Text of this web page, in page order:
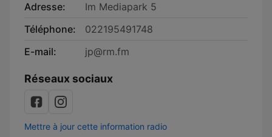
Adresse:
Im Mediapark 5
Téléphone:
022195491748
E-mail:
jp@rm.fm
Réseaux sociaux
Mettre à jour cette information radio